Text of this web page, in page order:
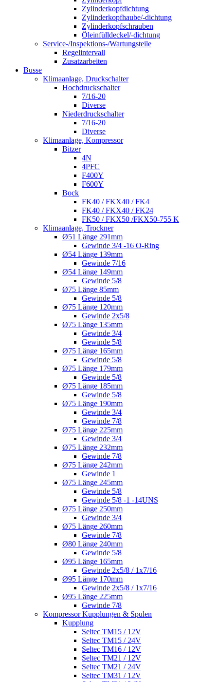
Zylinderkopfdichtung
Zylinderkopfhaube/-dichtung
Zylinderkopfschrauben
Öleinfülldeckel/-dichtung
Service-/Inspektions-/Wartungsteile
Regelintervall
Zusatzarbeiten
Busse
Klimaanlage, Druckschalter
Hochdruckschalter
7/16-20
Diverse
Niederdruckschalter
7/16-20
Diverse
Klimaanlage, Kompressor
Bitzer
4N
4PFC
F400Y
F600Y
Bock
FK40 / FKX40 / FK4
FK40 / FKX40 / FK24
FK50 / FKX50 /FKX50-755 K
Klimaanlage, Trockner
Ø51 Länge 291mm
Gewinde 3/4 -16 O-Ring
Ø54 Länge 139mm
Gewinde 7/16
Ø54 Länge 149mm
Gewinde 5/8
Ø75 Länge 85mm
Gewinde 5/8
Ø75 Länge 120mm
Gewinde 2x5/8
Ø75 Länge 135mm
Gewinde 3/4
Gewinde 5/8
Ø75 Länge 165mm
Gewinde 5/8
Ø75 Länge 179mm
Gewinde 5/8
Ø75 Länge 185mm
Gewinde 5/8
Ø75 Länge 190mm
Gewinde 3/4
Gewinde 7/8
Ø75 Länge 225mm
Gewinde 3/4
Ø75 Länge 232mm
Gewinde 7/8
Ø75 Länge 242mm
Gewinde 1
Ø75 Länge 245mm
Gewinde 5/8
Gewinde 5/8 -1 -14UNS
Ø75 Länge 250mm
Gewinde 3/4
Ø75 Länge 260mm
Gewinde 7/8
Ø80 Länge 240mm
Gewinde 5/8
Ø95 Länge 165mm
Gewinde 2x5/8 / 1x7/16
Ø95 Länge 170mm
Gewinde 2x5/8 / 1x7/16
Ø95 Länge 225mm
Gewinde 7/8
Kompressor Kupplungen & Spulen
Kupplung
Seltec TM15 / 12V
Seltec TM15 / 24V
Seltec TM16 / 12V
Seltec TM21 / 12V
Seltec TM21 / 24V
Seltec TM31 / 12V